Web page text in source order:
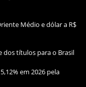
Médio e dólar a R$
dos títulos para o Brasil
em 2026 pela